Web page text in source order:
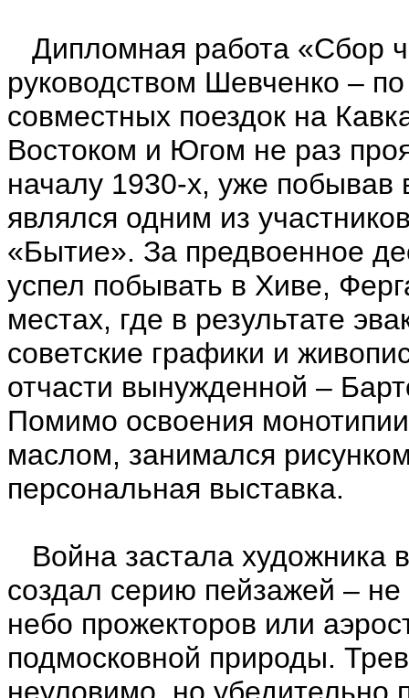
Дипломная работа «Сбор
руководством Шевченко –
совместных поездок на
Востоком и Югом не раз
началу 1930-х, уже
являлся одним из
«Бытие». За предвоенное
успел побывать в Хиве,
местах, где в результате
советские графики и
отчасти вынужденной –
Помимо освоения
маслом, занимался
персональная выставка.
Война застала художника
создал серию пейзажей –
небо прожекторов или
подмосковной природы.